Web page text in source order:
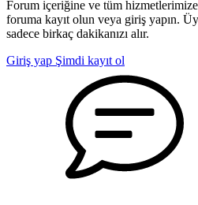
Forum içeriğine ve tüm
foruma kayıt olun veya giriş yapın.
sadece birkaç dakikanızı alır.
Giriş yap Şimdi kayıt ol